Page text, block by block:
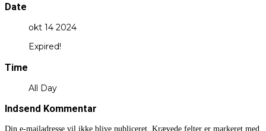
Date
okt 14 2024
Expired!
Time
All Day
Indsend Kommentar
Din e-mailadresse vil ikke blive publiceret. Krævede felter er markeret med